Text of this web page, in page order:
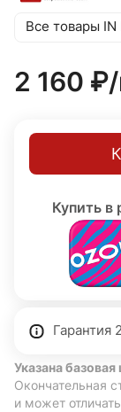
120 мм. Класс
Все товары IN
2 160 ₽/
Купить в
Гарантия
Указана
Окончательная
и может